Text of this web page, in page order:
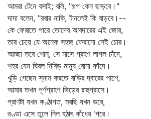
আমরা টেনে বসাই; বলি, "গল্প কেন ছাড়বে।"
দাদা বলেন, "রবার নাকি, টানলেই কি বাড়বে।--
কে ফেরাতে পারে তোদের আবদারের এই জোর,
তার চেয়ে যে অনেক সহজ ফেরানো সেই চোর।
আচ্ছা তবে শোন্‌, সে মাসে গ্রহণ লাগল চাঁদে,
শহর যেন ঘিরল নিবিড় মানুষ বোনা ফাঁদে।
খুড়ি গেছেন স্নান করতে বাড়ির দ্বারের পাশে,
আমার তখন পূর্ণগ্রহণ ভিড়ের রাহুগ্রাসে।
প্রাণটা যখন কণ্ঠাগত, মরছি যখন ডরে,
গুণ্ডা এসে তুলে নিল হঠাৎ কাঁধের 'পরে।